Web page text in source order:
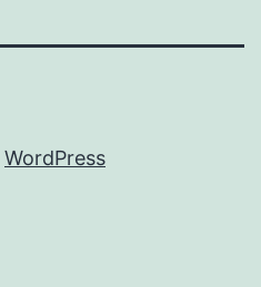
WordPress